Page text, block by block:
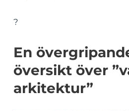
?
En
översikt över
arkitektur”